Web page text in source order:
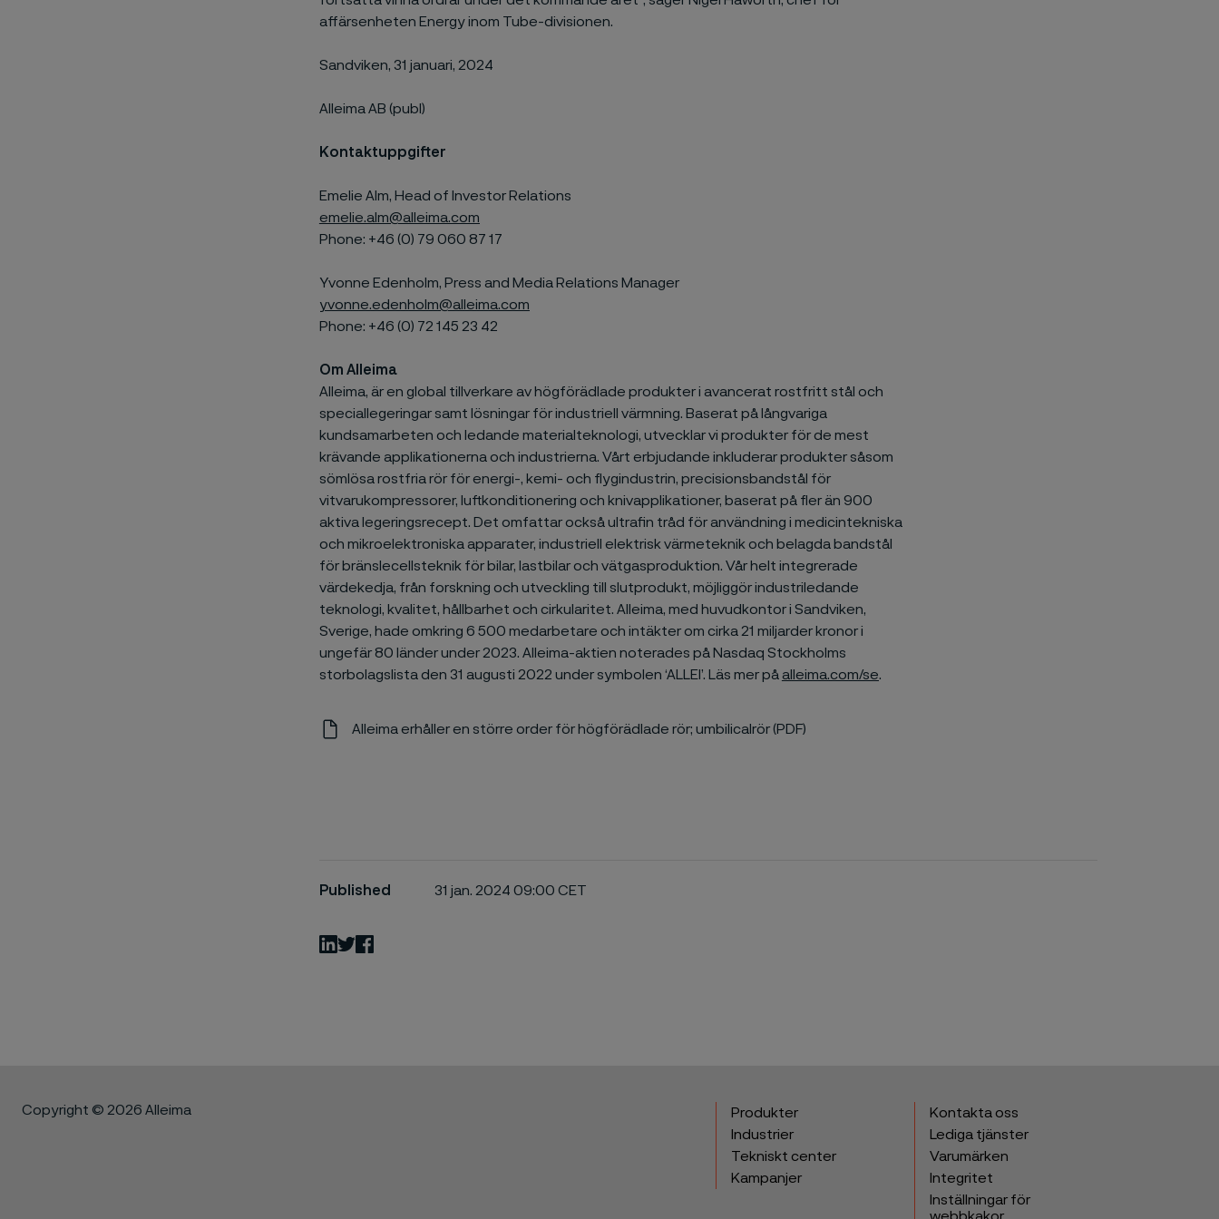
affärsenheten Energy inom Tube-divisionen.
Sandviken, 31 januari, 2024
Alleima AB (publ)
Kontaktuppgifter
Emelie Alm, Head of Investor Relations
emelie.alm@alleima.com
Phone: +46 (0) 79 060 87 17
Yvonne Edenholm, Press and Media Relations Manager
yvonne.edenholm@alleima.com
Phone: +46 (0) 72 145 23 42
Om Alleima
Alleima, är en global tillverkare av högförädlade produkter i avancerat rostfritt stål och
speciallegeringar samt lösningar för industriell värmning. Baserat på långvariga
kundsamarbeten och ledande materialteknologi, utvecklar vi produkter för de mest
krävande applikationerna och industrierna. Vårt erbjudande inkluderarprodukter såsom
sömlösa rostfria rör för energi-, kemi- och flygindustrin, precisionsbandstål för
vitvarukompressorer, luftkonditionering och knivapplikationer, baserat på fler än 900
aktiva legeringsrecept. Det omfattar också ultrafin tråd för användning i medicintekniska
och mikroelektroniska apparater, industriell elektrisk värmeteknik och belagda bandstål
för bränslecellsteknik för bilar, lastbilar och vätgasproduktion. Vår helt integrerade
värdekedja, från forskning och utveckling till slutprodukt, möjliggör industriledande
teknologi, kvalitet, hållbarhet och cirkularitet. Alleima, med huvudkontor i Sandviken,
Sverige, hade omkring 6 500 medarbetare och intäkter om cirka 21 miljarder kronor i
ungefär 80 länder under 2023. Alleima-aktien noterades på Nasdaq Stockholms
storbolagslista den 31 augusti 2022 under symbolen ‘ALLEI’. Läs mer på alleima.com/se.
Alleima erhåller en större order för högförädlade rör; umbilicalrör (PDF)
Published 31 jan. 2024 09:00 CET
LinkedIn
Twitter
Copyright © 2026 Alleima
Produkter
Industrier
Tekniskt center
Kampanjer
Kontakta oss
Lediga tjänster
Varumärken
Integritet
Inställningar för